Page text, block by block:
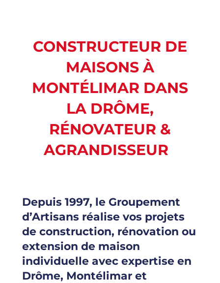
CONSTRUCTEUR DE
MAISONS À
MONTÉLIMAR DANS
LA DRÔME,
RÉNOVATEUR &
AGRANDISSEUR
Depuis 1997, le Groupement
d’Artisans réalise vos projets
de construction, rénovation ou
extension de maison
individuelle avec expertise en
Drôme, Montélimar et